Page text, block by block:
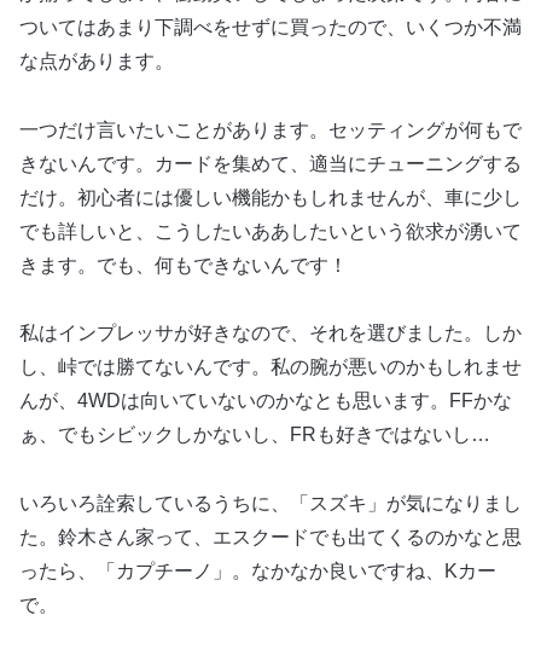
ついてはあまり下調べをせずに買ったので、いくつか不満
な点があります。
一つだけ言いたいことがあります。セッティングが何もで
きないんです。カードを集めて、適当にチューニングする
だけ。初心者には優しい機能かもしれませんが、車に少し
でも詳しいと、こうしたいああしたいという欲求が湧いて
きます。でも、何もできないんです！
私はインプレッサが好きなので、それを選びました。しか
し、峠では勝てないんです。私の腕が悪いのかもしれませ
んが、4WDは向いていないのかなとも思います。FFかな
ぁ、でもシビックしかないし、FRも好きではないし…
いろいろ詮索しているうちに、「スズキ」が気になりまし
た。鈴木さん家って、エスクードでも出てくるのかなと思
ったら、「カプチーノ」。なかなか良いですね、Kカー
で。